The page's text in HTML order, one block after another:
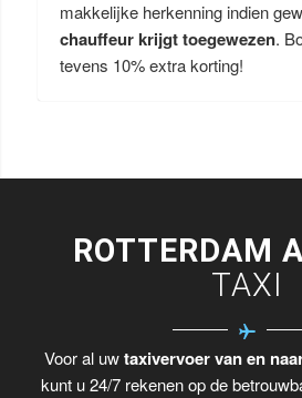
makkelijke herkenning indien
chauffeur krijgt toegewezen.
tevens 10% extra korting!
ROTTERDAM
TAXI
Voor al uwtaxivervoer van en
kunt u 24/7 rekenen op de